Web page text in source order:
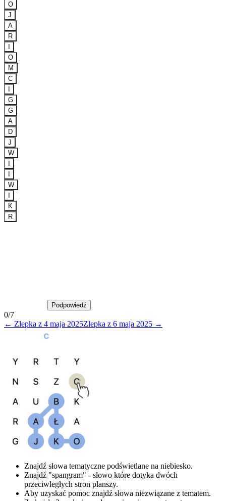
O
J
A
R
O
M
C
G
G
A
D
J
W
W
K
R
Podpowiedź
0/7
← Zlepka z 4 maja 2025Zlepka z 6 maja 2025 →
Znajdź słowa tematyczne podświetlane na niebiesko.
Znajdź "spangram" - słowo które dotyka dwóch
przeciwległych stron planszy.
Aby uzyskać pomoc znajdź słowa niezwiązane z tematem.